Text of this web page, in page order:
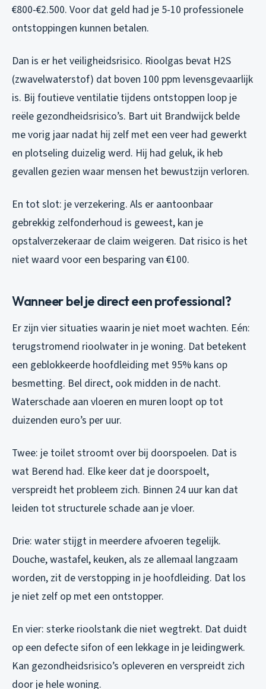
€800-€2.500. Voor dat geld had je 5-10 professionele
ontstoppingen kunnen betalen.
Dan is er het veiligheidsrisico. Rioolgas bevat H2S
(zwavelwaterstof) dat boven 100 ppm levensgevaarlijk
is. Bij foutieve ventilatie tijdens ontstoppen loop je
reële gezondheidsrisico’s. Bart uit Brandwijck belde
me vorig jaar nadat hij zelf met een veer had gewerkt
en plotseling duizelig werd. Hij had geluk, ik heb
gevallen gezien waar mensen het bewustzijn verloren.
En tot slot: je verzekering. Als er aantoonbaar
gebrekkig zelfonderhoud is geweest, kan je
opstalverzekeraar de claim weigeren. Dat risico is het
niet waard voor een besparing van €100.
Wanneer bel je direct een professional?
Er zijn vier situaties waarin je niet moet wachten. Eén:
terugstromend rioolwater in je woning. Dat betekent
een geblokkeerde hoofdleiding met 95% kans op
besmetting. Bel direct, ook midden in de nacht.
Waterschade aan vloeren en muren loopt op tot
duizenden euro’s per uur.
Twee: je toilet stroomt over bij doorspoelen. Dat is
wat Berend had. Elke keer dat je doorspoelt,
verspreidt het probleem zich. Binnen 24 uur kan dat
leiden tot structurele schade aan je vloer.
Drie: water stijgt in meerdere afvoeren tegelijk.
Douche, wastafel, keuken, als ze allemaal langzaam
worden, zit de verstopping in je hoofdleiding. Dat los
je niet zelf op met een ontstopper.
En vier: sterke rioolstank die niet wegtrekt. Dat duidt
op een defecte sifon of een lekkage in je leidingwerk.
Kan gezondheidsrisico’s opleveren en verspreidt zich
door je hele woning.